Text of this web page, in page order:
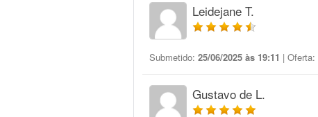
Leidejane T.
Submetido: 25/06/2025 às 19:11 | Oferta:
Gustavo de L.